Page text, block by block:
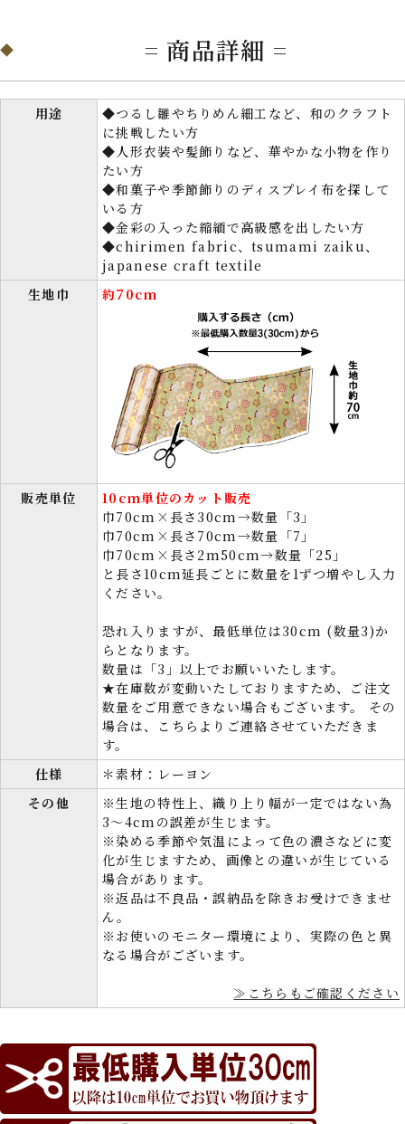
= 商品詳細 =
用途
◆つるし雛やちりめん細工など、和のクラフト
に挑戦したい方
◆人形衣装や髪飾りなど、華やかな小物を作り
たい方
◆和菓子や季節飾りのディスプレイ布を探して
いる方
◆金彩の入った縮緬で高級感を出したい方
◆chirimen fabric、tsumami zaiku、
japanese craft textile
生地巾
約70cm
販売単位
10cm単位のカット販売
巾70cm×長さ30cm→数量「3」
巾70cm×長さ70cm→数量「7」
巾70cm×長さ2m50cm→数量「25」
と長さ10cm延長ごとに数量を1ずつ増やし入力
ください。
恐れ入りますが、最低単位は30cm (数量3)か
らとなります。
数量は「3」以上でお願いいたします。
★在庫数が変動いたしておりますため、ご注文
数量をご用意できない場合もございます。 その
場合は、こちらよりご連絡させていただきま
す。
仕様
＊素材：レーヨン
その他
※生地の特性上、織り上り幅が一定ではない為
3～4cmの誤差が生じます。
※染める季節や気温によって色の濃さなどに変
化が生じますため、画像との違いが生じている
場合があります。
※返品は不良品・誤納品を除きお受けできませ
ん。
※お使いのモニター環境により、実際の色と異
なる場合がございます。
≫こちらもご確認ください